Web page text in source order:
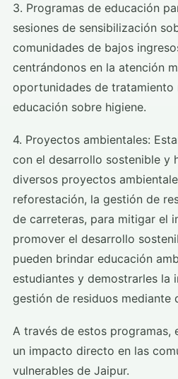
3. Programas de educación
sesiones de sensibilización
comunidades de bajos
centrándonos en la atención
oportunidades de tratamiento
educación sobre higiene.
4. Proyectos ambientales:
con el desarrollo sostenible y
diversos proyectos
reforestación, la gestión de
de carreteras, para mitigar el
promover el desarrollo
pueden brindar educación
estudiantes y demostrarles la
gestión de residuos mediante
A través de estos
un impacto directo en las
vulnerables de Jaipur.